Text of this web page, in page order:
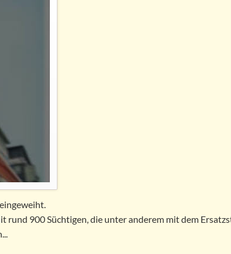
rund 900 Süchtigen, die unter anderem mit dem